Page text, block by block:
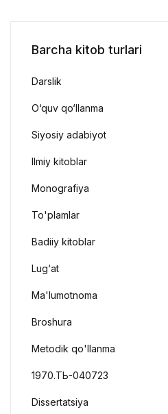
Barcha kitob turlari
Darslik
O‘quv qo‘llanma
Siyosiy adabiyot
Ilmiy kitoblar
Monografiya
To'plamlar
Badiiy kitoblar
Lug‘at
Ma'lumotnoma
Broshura
Metodik qo'llanma
1970.ТЬ-040723
Dissertatsiya